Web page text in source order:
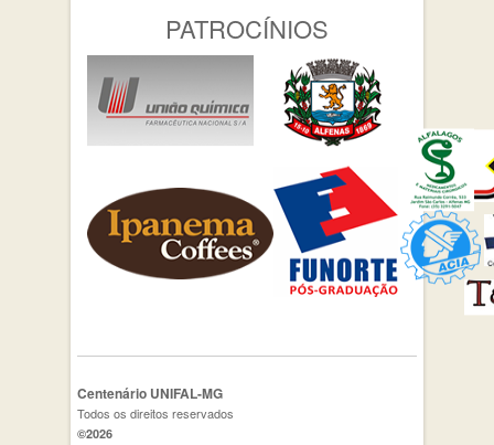
PATROCÍNIOS
Centenário UNIFAL-MG
Todos os direitos reservados
©2026